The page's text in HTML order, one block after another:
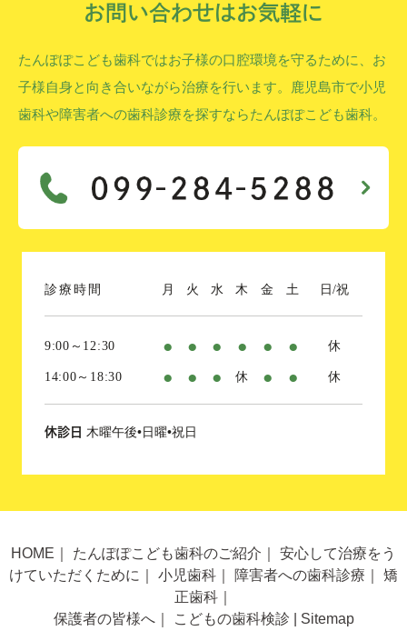
お問い合わせはお気軽に
たんぽぽこども歯科ではお子様の口腔環境を守るために、お
子様自身と向き合いながら治療を行います。鹿児島市で小児
歯科や障害者への歯科診療を探すならたんぽぽこども歯科。
診療時間 月 火 水 木 金 土 日/祝
9:00～12:30 ● ● ● ● ● ● 休
14:00～18:30 ● ● ● 休 ● ● 休
休診日 木曜午後•日曜•祝日
HOME たんぽぽこども歯科のご紹介
安心して治療をう
けていただくために
小児歯科 障害者への歯科診療
矯
正歯科
保護者の皆様へ｜ こどもの歯科検診 Sitemap